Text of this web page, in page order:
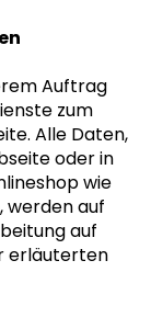
Auftrag
zum
Alle Daten,
oder in
wie
werden auf
auf
erläuterten